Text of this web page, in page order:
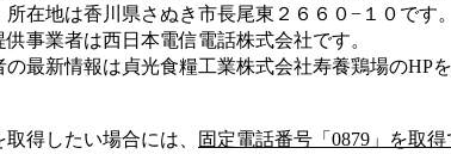
所在地は香川県さぬき市長尾東２６６０−１０ です。
供事業者は西日本電信電話株式会社です。
の最新情報は 貞光食糧工業株式会社寿養鶏場のHP
取得したい場合には、 固定電話番号「 0879 」を取